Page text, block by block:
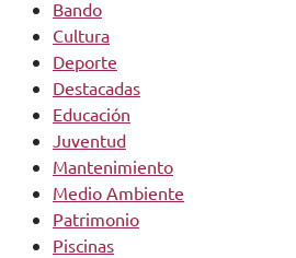
Bando
Cultura
Deporte
Destacadas
Educación
Juventud
Mantenimiento
Medio Ambiente
Patrimonio
Piscinas